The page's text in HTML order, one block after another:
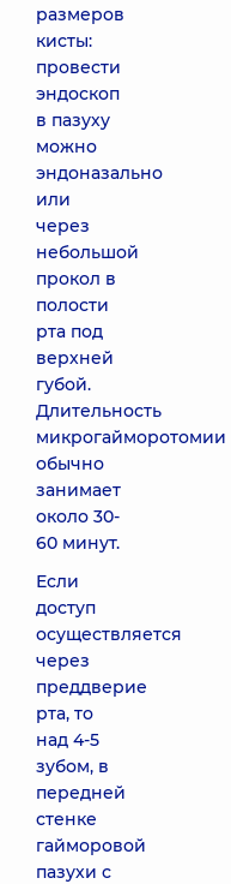
размеров
кисты:
провести
эндоскоп
в пазуху
можно
эндоназально
или
через
небольшой
прокол в
полости
рта под
верхней
губой.
Длительность
микрогайморотомии
обычно
занимает
около 30-
60 минут.
Если
доступ
осуществляется
через
преддверие
рта, то
над 4-5
зубом, в
передней
стенке
гайморовой
пазухи с